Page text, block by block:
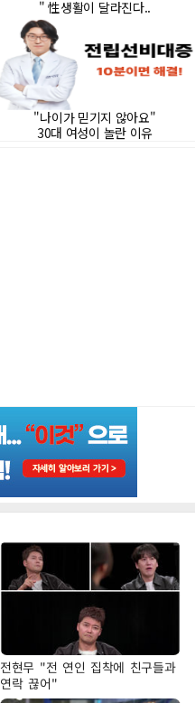
전현무 "전 연인 집착에 친구들과
연락 끊어"